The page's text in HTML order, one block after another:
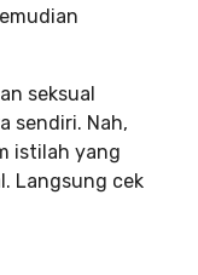
seksual
sendiri. Nah,
istilah yang
Langsung cek